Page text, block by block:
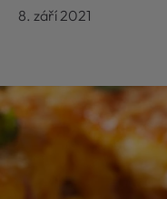
8. září 2021